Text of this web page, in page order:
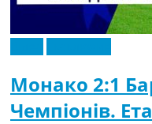
Монако 2:1
Чемпіонів.